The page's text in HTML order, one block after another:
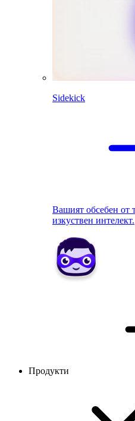
Sidekick
Вашият обсебен от
изкуствен интелект.
Продукти